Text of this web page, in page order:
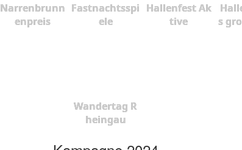
Narrenbrunn
enpreis
Fastnachtsspi
ele
Hallenfest Ak
tive
s
Wandertag R
heingau